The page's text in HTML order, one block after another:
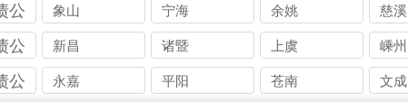
公
象山 宁海 余姚 慈溪
公
新昌 诸暨 上虞 嵊州
公
永嘉 平阳 苍南 文成